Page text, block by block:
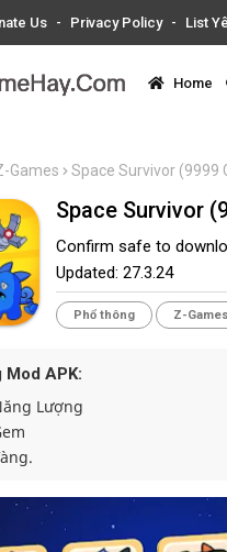
Us Privacy Policy List
Home
Games Space
Confirm safe to
Updated: 27.3.24
Phổ thông Z-Games
Mod APK:
Lượng